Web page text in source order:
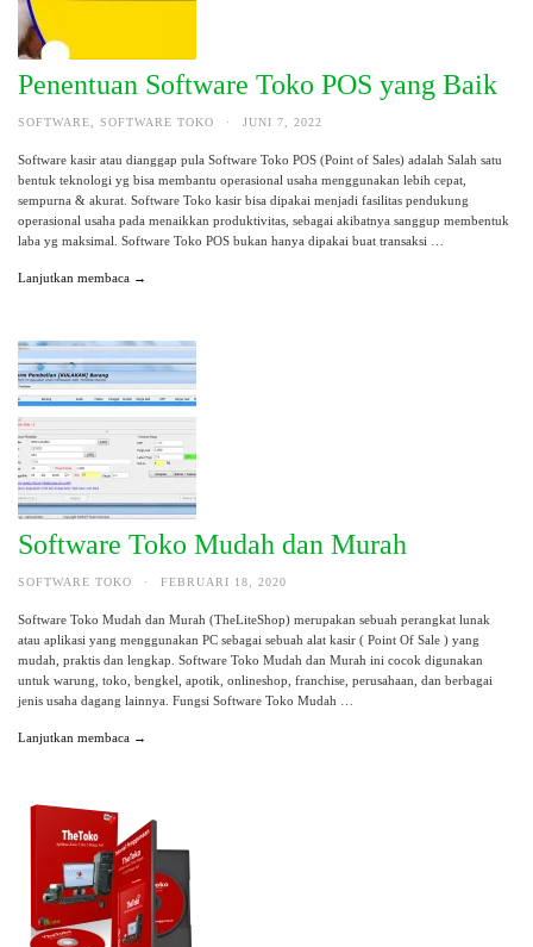
Penentuan Software Toko POS yang Baik
SOFTWARE, SOFTWARE TOKO · JUNI 7, 2022
Software kasir atau dianggap pula Software Toko POS (Point of Sales) adalah Salah satu
bentuk teknologi yg bisa membantu operasional usaha menggunakan lebih cepat,
sempurna & akurat. Software Toko kasir bisa dipakai menjadi fasilitas pendukung
operasional usaha pada menaikkan produktivitas, sebagai akibatnya sanggup membentuk
laba yg maksimal. Software Toko POS bukan hanya dipakai buat transaksi …
Lanjutkan membaca →
Software Toko Mudah dan Murah
SOFTWARE TOKO · FEBRUARI 18, 2020
Software Toko Mudah dan Murah (TheLiteShop) merupakan sebuah perangkat lunak
atau aplikasi yang menggunakan PC sebagai sebuah alat kasir ( Point Of Sale ) yang
mudah, praktis dan lengkap. Software Toko Mudah dan Murah ini cocok digunakan
untuk warung, toko, bengkel, apotik, onlineshop, franchise, perusahaan, dan berbagai
jenis usaha dagang lainnya. Fungsi Software Toko Mudah …
Lanjutkan membaca →